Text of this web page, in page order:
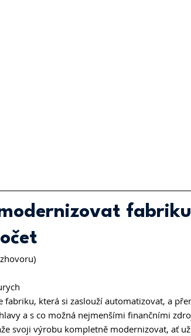
fabriku, která si zaslouží automatizovat, a
a s co možná nejmenšími finančními
svoji výrobu kompletně modernizovat, ať